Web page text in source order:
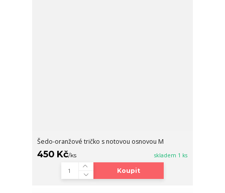
Šedo-oranžové tričko s notovou osnovou M
450 Kč/ks skladem 1 ks
Koupit